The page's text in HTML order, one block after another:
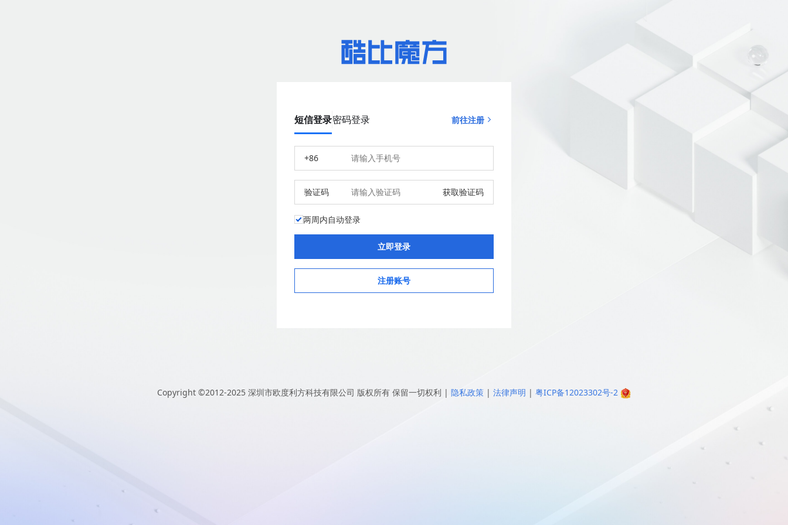
短信登录密码登录 前往注册
+86
验证码 获取验证码
两周内自动登录
注册账号
Copyright ©2012-2025 深圳市欧度利方科技有限公司 版权所有 保留一切权利 | 隐私政策 | 法律声明 | 粤ICP备12023302号-2